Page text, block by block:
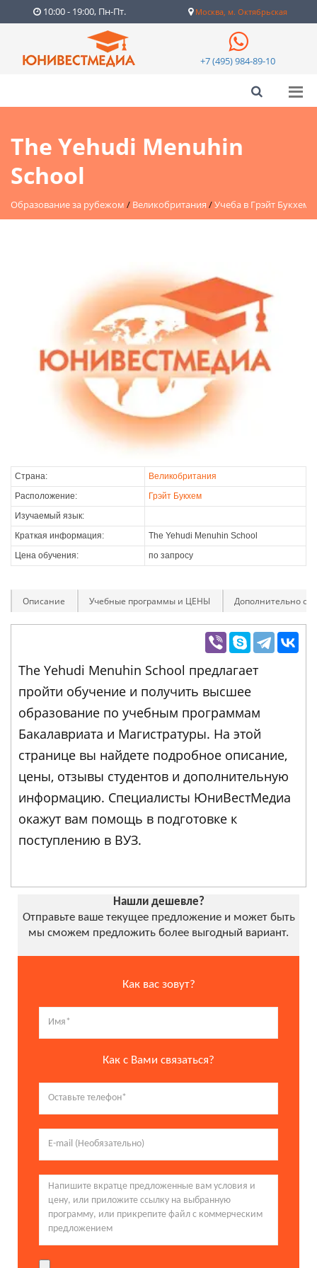
10:00 - 19:00, Пн-Пт. Москва, м. Октябрьская
+7 (495) 984-89-10
The Yehudi Menuhin
School
Образование за рубежом / Великобритания /Учеба в Грэйт Букхем
Страна:
Великобритания
Расположение:
Грэйт Букхем
Изучаемый язык:
Краткая информация:
The Yehudi Menuhin School
Цена обучения:
по запросу
Описание Учебные программы и ЦЕНЫ Дополнительно
The Yehudi Menuhin School предлагает
пройти обучение и получить высшее
образование по учебным программам
Бакалавриата и Магистратуры. На этой
странице вы найдете подробное описание,
цены, отзывы студентов и дополнительную
информацию. Специалисты ЮниВестМедиа
окажут вам помощь в подготовке к
поступлению в ВУЗ.
Нашли дешевле?
Отправьте ваше текущее предложение и может быть
мы сможем предложить более выгодный вариант.
Как вас зовут?
Как с Вами связаться?